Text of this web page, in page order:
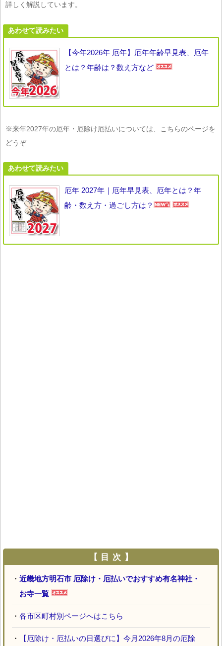
詳しく解説しています。
あわせて読みたい
【今年2026年 厄年】厄年年齢早見表、厄年
とは？年齢は？数え方など
※来年2027年の厄年・厄除け厄払いについては、こちらのページを
どうぞ
あわせて読みたい
厄年 2027年｜厄年早見表、厄年とは？年
齢・数え方・過ごし方は？
【 目 次 】
・ 近畿地方明石市 厄除け・厄払いでおすすめ有名神社・
お寺一覧
・ 各市区町村別ページへはこちら
・ 【厄除け・厄払いの日選びに】今月2026年8月の厄除